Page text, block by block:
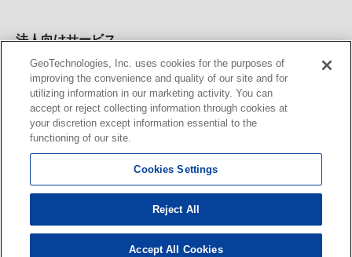
法人向けサービス
法人向け地図・位置情報サービス WEBサイト・システム向け地
図API Windows PC向け地図開発キット MapFan DB 住所確認
サービス
MAP WORLD+ トリマ広告 Geo-Research
カーナビ地図更新サービス
MapFan スマートメンバーズ
KENWOOD MapFan Club
GeoTechnologies, Inc. uses cookies for the purposes of
improving the convenience and quality of our site and for
utilizing information in our marketing activity. You can
accept or reject collecting information through cookies at
your discretion except information essential to the
functioning of our site.
Cookies Settings
Reject All
Accept All Cookies